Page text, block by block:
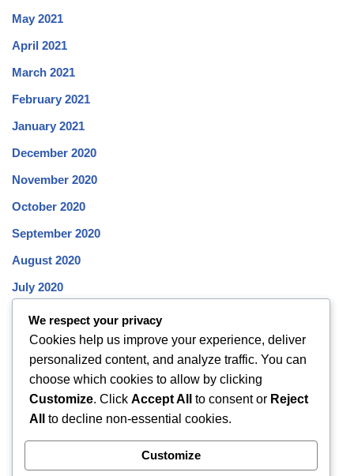
May 2021
April 2021
March 2021
February 2021
January 2021
December 2020
November 2020
October 2020
September 2020
August 2020
July 2020
June 2020
May 2020
April 2020
March 2020
February 2020
We respect your privacy
Cookies help us improve your experience, deliver
personalized content, and analyze traffic. You can
choose which cookies to allow by clicking
Customize. Click Accept All to consent or Reject
All
to decline non-essential cookies.
Customize